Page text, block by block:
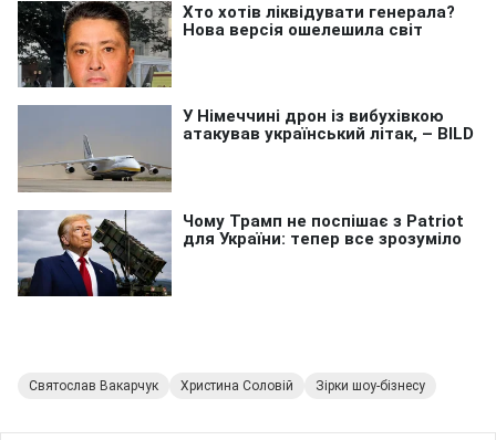
Святослав Вакарчук Христина Соловій Зірки шоу-бізнесу